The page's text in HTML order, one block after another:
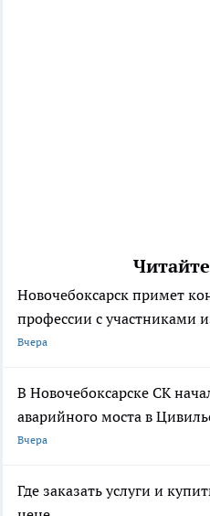
Новочебоксарск примет
профессии с участниками
Вчера
В Новочебоксарске СК
аварийного моста в
Вчера
Где заказать услуги и